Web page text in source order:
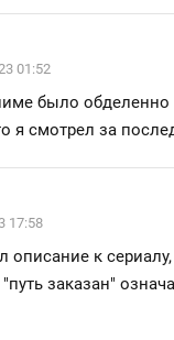
01:52
было
я смотрел за
17:58
описание к
заказан"